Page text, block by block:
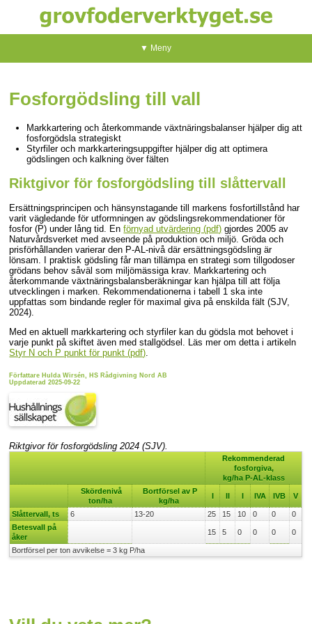
▼ Meny
Fosforgödsling till vall
Markkartering och återkommande växtnäringsbalanser hjälper dig att
fosforgödsla strategiskt
Styrfiler och markkarteringsuppgifter hjälper dig att optimera
gödslingen och kalkning över fälten
Riktgivor för fosforgödsling till slåttervall
Ersättningsprincipen och hänsynstagande till markens fosfortillstånd har
varit vägledande för utformningen av gödslingsrekommendationer för
fosfor (P) under lång tid. Enförnyad utvärdering (pdf) gjordes 2005 av
Naturvårdsverket med avseende på produktion och miljö. Gröda och
prisförhållanden varierar den P-AL-nivå där ersättningsgödsling är
lönsam. I praktisk gödsling får man tillämpa en strategi som tillgodoser
grödans behov såväl som miljömässiga krav. Markkartering och
återkommande växtnäringsbalansberäkningar kan hjälpa till att följa
utvecklingen i marken. Rekommendationerna i tabell 1 ska inte
uppfattas som bindande regler för maximal giva på enskilda fält (SJV,
2024).
Med en aktuell markkartering och styrfiler kan du gödsla mot behovet i
varje punkt på skiftet även med stallgödsel. Läs mer om detta i artikeln
Styr N och P punkt för punkt (pdf).
Författare Hulda Wirsén, HS Rådgivning Nord AB
Uppdaterad 2025-09-22
Riktgivor för fosforgödsling 2024 (SJV).
Rekommenderad
fosforgiva,
kg/ha P-AL-klass
Skördenivå
ton/ha
Bortförsel av P
kg/ha
I II I IVA IVB V
Slåttervall, ts 6 13-20 25 15 10 0 0
0
Betesvall på
åker
15 5 0 0 0 0
Bortförsel per ton avvikelse = 3 kg P/ha